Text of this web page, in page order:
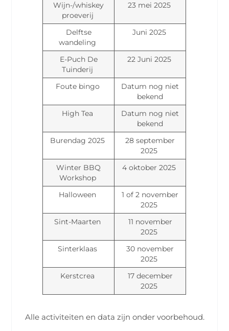
Wijn-/whiskey
proeverij
23 mei 2025
Delftse
wandeling
Juni 2025
E-Puch De
Tuinderij
22 Juni 2025
Foute bingo
Datum nog niet
bekend
High Tea
Datum nog niet
bekend
Burendag 2025
28 september
2025
Winter BBQ
Workshop
4 oktober 2025
Halloween
1 of 2 november
2025
Sint-Maarten
11 november
2025
Sinterklaas
30 november
2025
Kerstcrea
17 december
2025
Alle activiteiten en data zijn onder voorbehoud.